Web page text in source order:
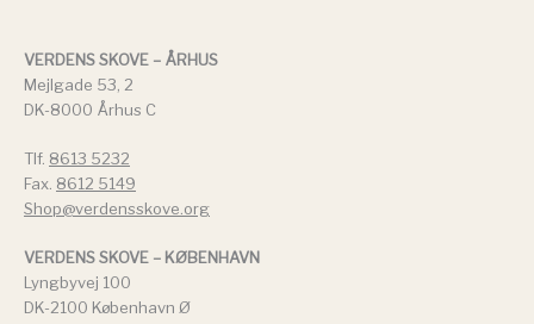
VERDENS SKOVE – ÅRHUS
Mejlgade 53, 2
DK-8000 Århus C
Tlf. 8613 5232
Fax. 8612 5149
Shop@verdensskove.org
VERDENS SKOVE – KØBENHAVN
Lyngbyvej 100
DK-2100 København Ø